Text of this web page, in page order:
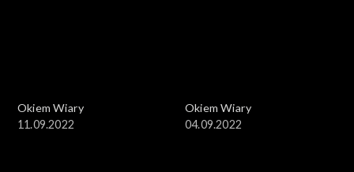
Okiem Wiary
11.09.2022
Okiem Wiary
04.09.2022